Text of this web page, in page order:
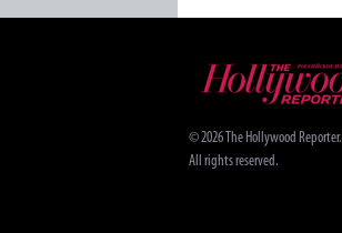
© 2026 The Hollywood Reporter.
All rights reserved.